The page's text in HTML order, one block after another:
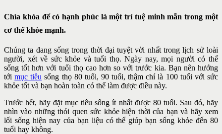
Chìa khóa để có hạnh phúc là một trí tuệ minh mẫn trong một
cơ thể khỏe mạnh.
Chúng ta đang sống trong thời đại tuyệt vời nhất trong lịch sử loài
người, xét về sức khỏe và tuổi thọ. Ngày nay, mọi người có thể
sống tốt hơn với tuổi thọ cao hơn so với trước kia. Bạn nên hướng
tớimục tiêu sống thọ 80 tuổi, 90 tuổi, thậm chí là 100 tuổi với sức
khỏe tốt và bạn hoàn toàn có thể làm được điều này.
Trước hết, hãy đặt mục tiêu sống ít nhất được 80 tuổi. Sau đó, hãy
nhìn vào những thói quen sức khỏe hiện thời của bạn và hãy xem
lối sống hiện nay của bạn liệu có thể giúp bạn sống khỏe đến 80
tuổi hay không.